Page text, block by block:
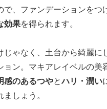
で、ファンデーションをつ
効果を得られます。
じゃなく、土台から綺麗に
ョン。マキアレイベルの美
感のあるつやとハリ・潤い
しょう。